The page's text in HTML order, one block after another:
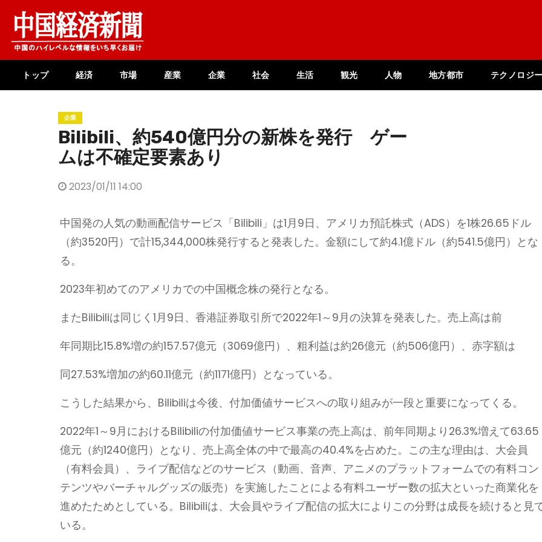
content
トップ 経済 市場 産業 企業 社会 生活 観光 人物 地方都市 テクノロジ
企業
Bilibili、約540億円分の新株を発行 ゲー
ムは不確定要素あり
2023/01/11 14:00
中国発の人気の動画配信サービス「Bilibili」は1月9日、アメリカ預託株式（ADS）を1株26.65ドル
（約3520円）で計15,344,000株発行すると発表した。金額にして約4.1億ドル（約541.5億円）とな
る。
2023年初めてのアメリカでの中国概念株の発行となる。
またBilibiliは同じく1月9日、香港証券取引所で2022年1～9月の決算を発表した。売上高は前
年同期比15.8%増の約157.57億元（3069億円）、粗利益は約26億元（約506億円）、赤字額は
同27.53%増加の約60.11億元（約1171億円）となっている。
こうした結果から、Bilibiliは今後、付加価値サービスへの取り組みが一段と重要になってくる。
2022年1～9月におけるBilibiliの付加価値サービス事業の売上高は、前年同期より26.3%増えて63.65
億元（約1240億円）となり、売上高全体の中で最高の40.4%を占めた。この主な理由は、大会員
（有料会員）、ライブ配信などのサービス（動画、音声、アニメのプラットフォームでの有料コン
テンツやバーチャルグッズの販売）を実施したことによる有料ユーザー数の拡大といった商業化を
進めたためとしている。Bilibiliは、大会員やライブ配信の拡大によりこの分野は成長を続けると見
いる。